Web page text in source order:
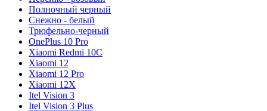
Полночный черный
Снежно - белый
Трюфельно-черный
OnePlus 10 Pro
Xiaomi Redmi 10C
Xiaomi 12
Xiaomi 12 Pro
Xiaomi 12X
Itel Vision 3
Itel Vision 3 Plus